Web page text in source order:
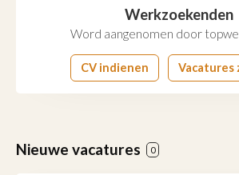
Werkzoekenden
Word aangenomen door
CV indienen Vacatures
Nieuwe vacatures 0